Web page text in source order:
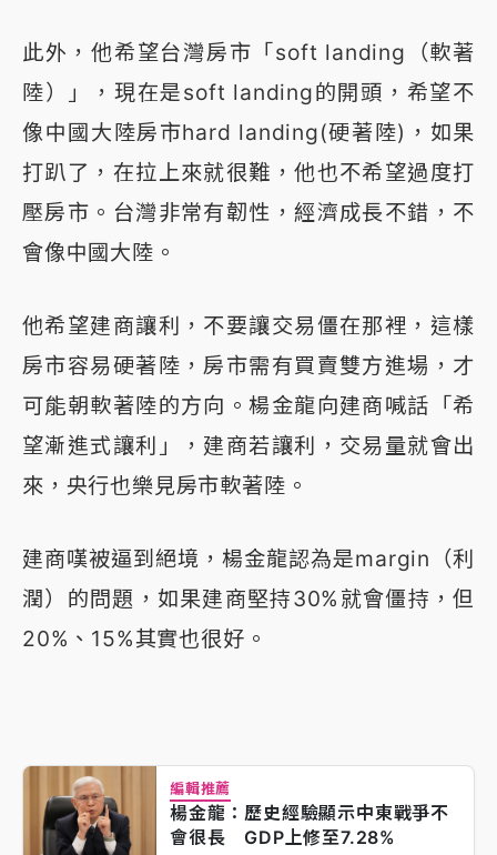
此外，他希望台灣房市「soft landing（軟著
陸）」，現在是soft landing的開頭，希望不
像中國大陸房市hard landing(硬著陸)，如果
打趴了，在拉上來就很難，他也不希望過度打
壓房市。台灣非常有韌性，經濟成長不錯，不
會像中國大陸。
他希望建商讓利，不要讓交易僵在那裡，這樣
房市容易硬著陸，房市需有買賣雙方進場，才
可能朝軟著陸的方向。楊金龍向建商喊話「希
望漸進式讓利」，建商若讓利，交易量就會出
來，央行也樂見房市軟著陸。
建商嘆被逼到絕境，楊金龍認為是margin（利
潤）的問題，如果建商堅持30%就會僵持，但
20%、15%其實也很好。
編輯推薦
楊金龍：歷史經驗顯示中東戰爭不
會很長 GDP上修至7.28%